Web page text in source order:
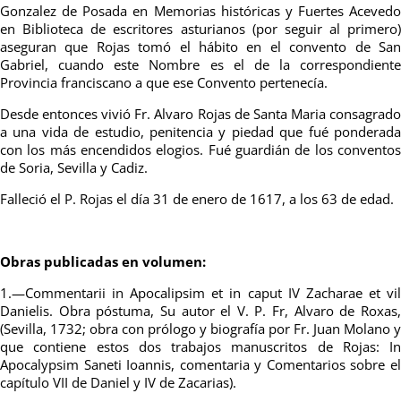
Gonzalez de Posada en Memorias históricas y Fuertes Acevedo
en Biblioteca de escritores asturianos (por seguir al primero)
aseguran que Rojas tomó el hábito en el convento de San
Gabriel, cuando este Nombre es el de la correspondiente
Provincia franciscano a que ese Convento pertenecía.
Desde entonces vivió Fr. Alvaro Rojas de Santa Maria consagrado
a una vida de estudio, penitencia y piedad que fué ponderada
con los más encendidos elogios. Fué guardián de los conventos
de Soria, Sevilla y Cadiz.
Falleció el P. Rojas el día 31 de enero de 1617, a los 63 de edad.
Obras publicadas en volumen:
1.—Commentarii in Apocalipsim et in caput IV Zacharae et vil
Danielis. Obra póstuma, Su autor el V. P. Fr, Alvaro de Roxas,
(Sevilla, 1732; obra con prólogo y biografía por Fr. Juan Molano y
que contiene estos dos trabajos manuscritos de Rojas: In
Apocalypsim Saneti Ioannis, comentaria y Comentarios sobre el
capítulo VII de Daniel y IV de Zacarias).